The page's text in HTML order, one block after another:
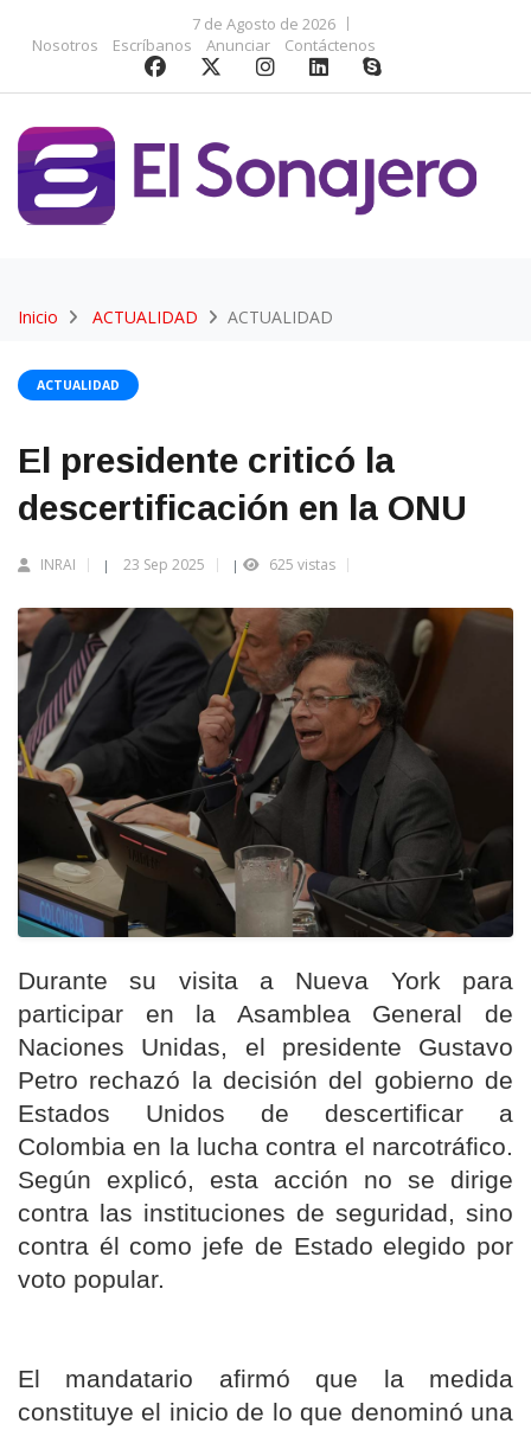
7 de Agosto de 2026
Nosotros
Escríbanos Anunciar Contáctenos
Inicio ACTUALIDAD ACTUALIDAD
ACTUALIDAD
El presidente criticó la
descertificación en la ONU
INRAI | 23 Sep 2025 | 625 vistas
Durante su visita a Nueva York para
participar en la Asamblea General de
Naciones Unidas, el presidente Gustavo
Petro rechazó la decisión del gobierno de
Estados Unidos de descertificar a
Colombia en la lucha contra el narcotráfico.
Según explicó, esta acción no se dirige
contra las instituciones de seguridad, sino
contra él como jefe de Estado elegido por
voto popular.
El mandatario afirmó que la medida
constituye el inicio de lo que denominó una